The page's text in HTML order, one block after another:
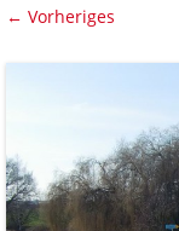
← Vorheriges